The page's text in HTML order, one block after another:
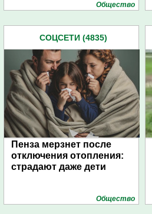
Общество
СОЦСЕТИ (4835)
Пенза мерзнет после
отключения отопления:
страдают даже дети
Общество